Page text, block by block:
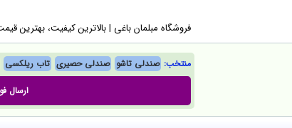
فروشگاه مبلمان باغی |‌ بالاترین کیفیت، بهترین
منتخب: صندلی تاشو صندلی حصیری تاب ریلکسی
ارسال